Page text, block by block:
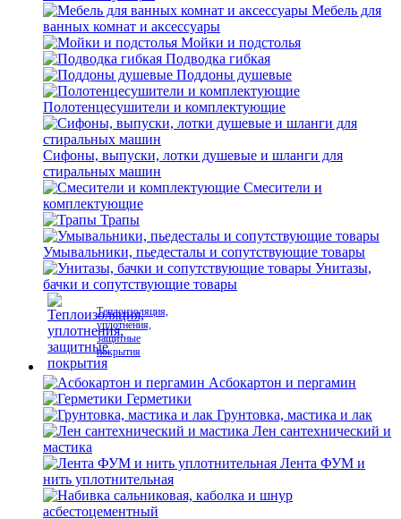
Мебель для
ванных комнат и аксессуары
Мойки и подстолья
Подводка гибкая
Поддоны душевые
Полотенцесушители и комплектующие
Сифоны, выпуски, лотки душевые и шланги для
стиральных машин
Смесители и
комплектующие
Трапы
Умывальники, пьедесталы и сопутствующие товары
Унитазы,
бачки и сопутствующие товары
Теплоизоляция,
уплотнения,
защитные
покрытия
Асбокартон и пергамин
Герметики
Грунтовка, мастика и лак
Лен сантехнический и
мастика
Лента ФУМ и
нить уплотнительная